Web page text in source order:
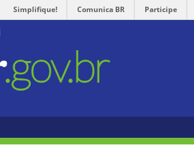
Simplifique! Comunica BR Participe